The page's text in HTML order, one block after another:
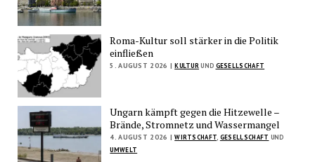
Roma-Kultur soll stärker in die Politik
einfließen
5. AUGUST 2026 | KULTURUND GESELLSCHAFT
Ungarn kämpft gegen die Hitzewelle –
Brände, Stromnetz und Wassermangel
4. AUGUST 2026 | WIRTSCHAFT GESELLSCHAFT UND
UMWELT